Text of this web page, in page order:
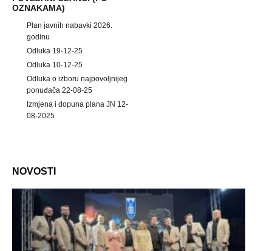
OZNAKAMA)
Plan javnih nabavki 2026.
godinu
Odluka 19-12-25
Odluka 10-12-25
Odluka o izboru najpovoljnijeg
ponuđača 22-08-25
Izmjena i dopuna plana JN 12-
08-2025
NOVOSTI